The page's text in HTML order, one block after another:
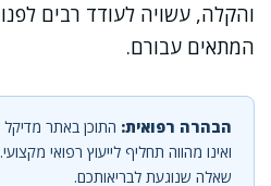
והקלה, עשויה לעודד רבים
המתאים עבורם.
הבהרה רפואית: התוכן באתר מדיקל
ואינו מהווה תחליף לייעוץ רפואי
שאלה שנוגעת לבריאותכם.